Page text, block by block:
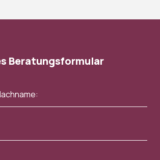
Beratungsformular